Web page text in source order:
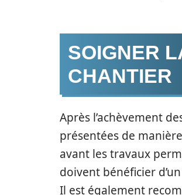
SOIGNER
CHANTIER
Après l’achèvement
présentées de
avant les travaux
doivent bénéficier
Il est également